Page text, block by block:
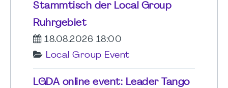
Stammtisch der Local Group
Ruhrgebiet
18.08.2026 18:00
Local Group Event
LGDA online event: Leader Tango